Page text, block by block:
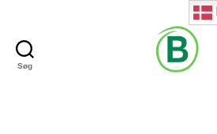
Søg